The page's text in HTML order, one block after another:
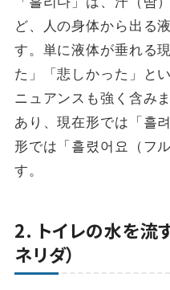
ど、人の身体から出る
す。単に液体が垂れる
た」「悲しかった」と
ニュアンスも強く含み
あり、現在形では「흘
形では「흘렸어요（フ
す。
2. トイレの水を流
ネリダ）